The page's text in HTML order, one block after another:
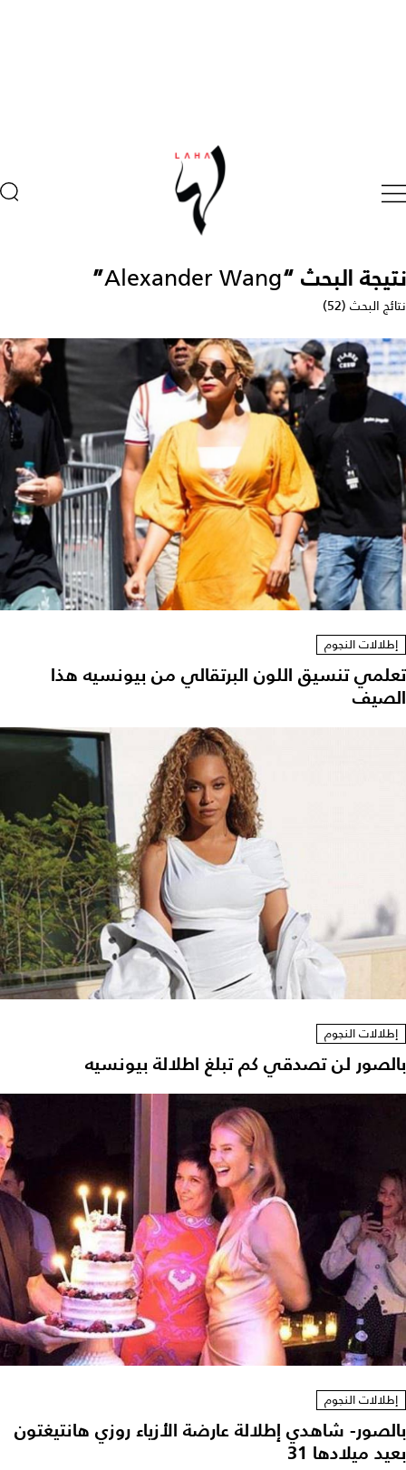
نتيجة البحث “Alexander Wang
”
نتائج البحث (52)
إطلالات النجوم
تعلمي تنسيق اللون البرتقالي من بيونسيه هذا
الصيف
إطلالات النجوم
بالصور لن تصدقي كم تبلغ اطلالة بيونسيه
إطلالات النجوم
بالصور- شاهدي إطلالة عارضة الأزياء روزي هانتيغتون
بعيد ميلادها 31